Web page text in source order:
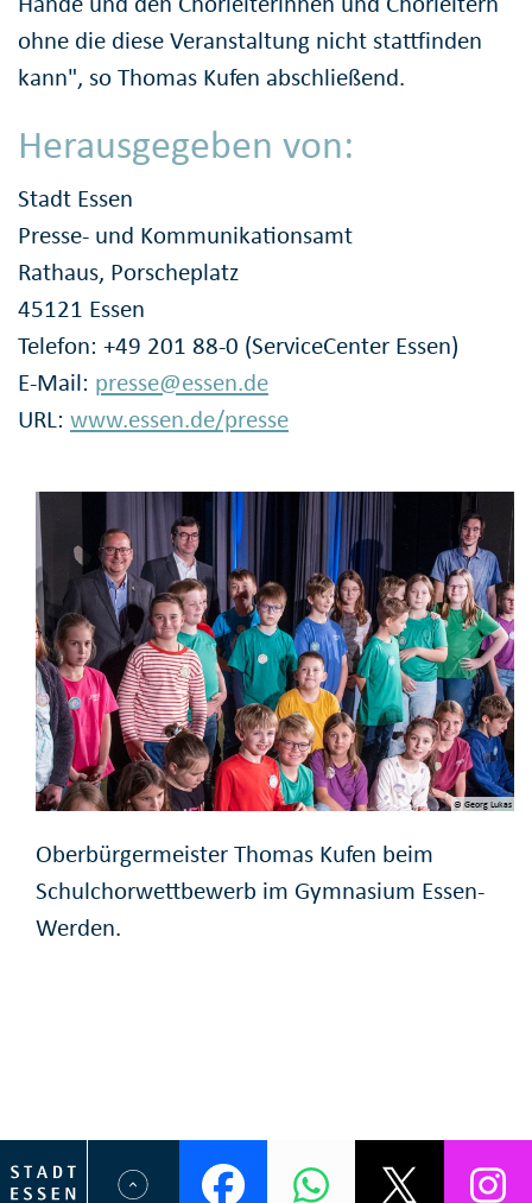
ohne die diese Veranstaltung nicht stattfinden
kann", so Thomas Kufen abschließend.
Herausgegeben von:
Stadt Essen
Presse- und Kommunikationsamt
Rathaus, Porscheplatz
45121 Essen
Telefon: +49 201 88-0 (ServiceCenter Essen)
E-Mail: presse@essen.de
URL: www.essen.de/presse
© Georg Lukas
Oberbürgermeister Thomas Kufen beim
Schulchorwettbewerb im Gymnasium Essen-
Werden.